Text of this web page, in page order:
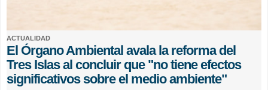
ACTUALIDAD
El Órgano Ambiental avala la reforma del
Tres Islas al concluir que "no tiene efectos
significativos sobre el medio ambiente"